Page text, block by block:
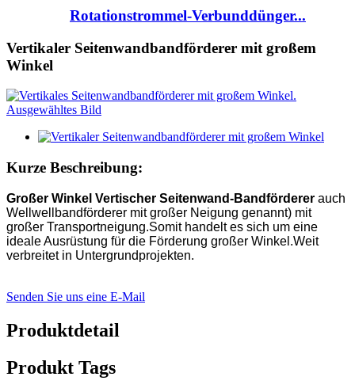
Rotationstrommel-Verbunddünger...
Vertikaler Seitenwandbandförderer mit großem
Winkel
Kurze Beschreibung:
Großer Winkel Vertischer Seitenwand-Bandförderer auch
Wellwellbandförderer mit großer Neigung genannt) mit
großer Transportneigung.Somit handelt es sich um eine
ideale Ausrüstung für die Förderung großer Winkel.Weit
verbreitet in Untergrundprojekten.
Senden Sie uns eine E-Mail
Produktdetail
Produkt Tags